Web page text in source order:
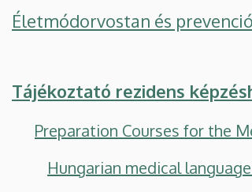
Életmódorvostan és
Tájékoztató rezidens kép
Preparation Courses for the
Hungarian medical